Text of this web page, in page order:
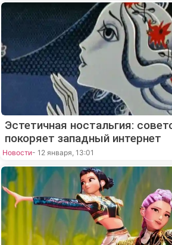
Эстетичная ностальгия:
покоряет западный интернет
Новости- 12 января, 13:01